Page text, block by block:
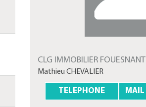
CLG IMMOBILIER FOUESNANT
Mathieu CHEVALIER
TELEPHONE MAIL